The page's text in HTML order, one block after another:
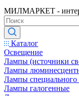
МИЛМАРКЕТ -
Каталог
Освещение
Лампы (источники
Лампы
Лампы специального
Лампы галогенные